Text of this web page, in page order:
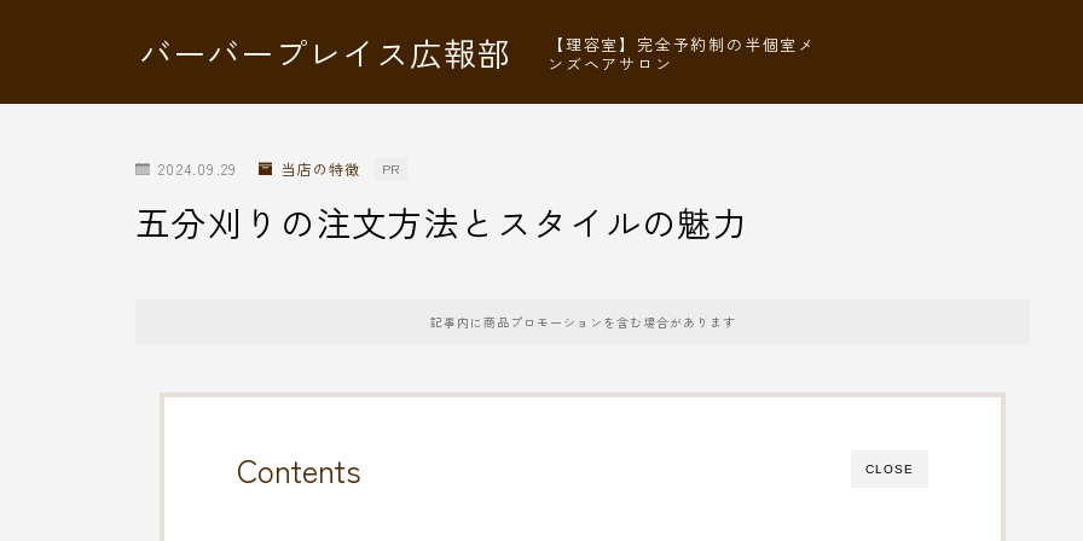
バーバープレイス広報部
【理容室】完全予約制の半個室メ
ンズヘアサロン
2024.09.29 当店の特徴 PR
五分刈りの注文方法とスタイルの魅力
記事内に商品プロモーションを含む場合があります
CLOSE
Contents